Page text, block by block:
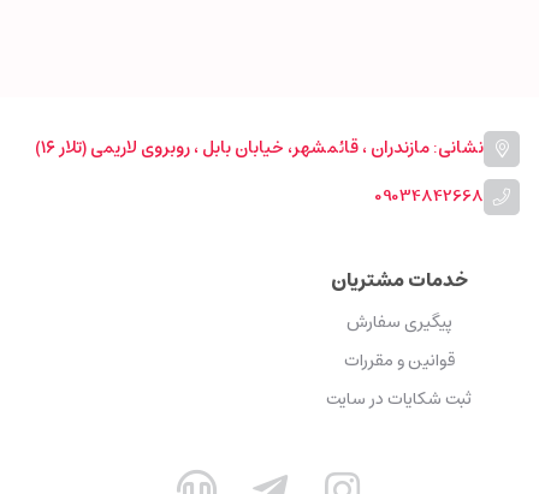
نشانی: مازندران ، قائمشهر، خیابان بابل ، روبروی لاریمی (تلار ۱۶)
09034842668
خدمات مشتریان
پیگیری سفارش
قوانین و مقررات
ثبت شکایات در سایت